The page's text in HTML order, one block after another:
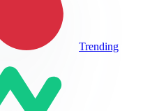
Trending